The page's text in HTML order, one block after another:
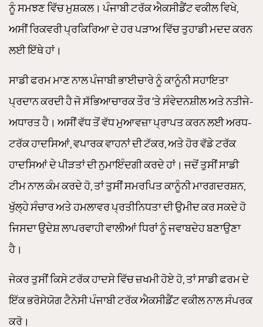
ਨੂੰ ਸਮਝਣ ਵਿੱਚ ਮੁਸ਼ਕਲ। ਪੰਜਾਬੀ ਟਰੱਕ ਐਕਸੀਡੈਂਟ ਵਕੀਲ ਵਿਖੇ,
ਅਸੀਂ ਰਿਕਵਰੀ ਪ੍ਰਕਿਰਿਆ ਦੇ ਹਰ ਪੜਾਅ ਵਿੱਚ ਤੁਹਾਡੀ ਮਦਦ ਕਰਨ
ਲਈ ਇੱਥੇ ਹਾਂ।
ਸਾਡੀ ਫਰਮ ਮਾਣ ਨਾਲ ਪੰਜਾਬੀ ਭਾਈਚਾਰੇ ਨੂੰ ਕਾਨੂੰਨੀ ਸਹਾਇਤਾ
ਪ੍ਰਦਾਨ ਕਰਦੀ ਹੈ ਜੋ ਸੱਭਿਆਚਾਰਕ ਤੌਰ ‘ਤੇ ਸੰਵੇਦਨਸ਼ੀਲ ਅਤੇ ਨਤੀਜੇ-
ਅਧਾਰਤ ਹੈ। ਅਸੀਂ ਵੱਧ ਤੋਂ ਵੱਧ ਮੁਆਵਜ਼ਾ ਪ੍ਰਾਪਤ ਕਰਨ ਲਈ ਅਰਧ-
ਟਰੱਕ ਹਾਦਸਿਆਂ, ਵਪਾਰਕ ਵਾਹਨਾਂ ਦੀ ਟੱਕਰ, ਅਤੇ ਹੋਰ ਵੱਡੇ ਟਰੱਕ
ਹਾਦਸਿਆਂ ਦੇ ਪੀੜਤਾਂ ਦੀ ਨੁਮਾਇੰਦਗੀ ਕਰਦੇ ਹਾਂ। ਜਦੋਂ ਤੁਸੀਂ ਸਾਡੀ
ਟੀਮ ਨਾਲ ਕੰਮ ਕਰਦੇ ਹੋ, ਤਾਂ ਤੁਸੀਂ ਸਮਰਪਿਤ ਕਾਨੂੰਨੀ ਮਾਰਗਦਰਸ਼ਨ,
ਖੁੱਲ੍ਹੇ ਸੰਚਾਰ ਅਤੇ ਹਮਲਾਵਰ ਪ੍ਰਤੀਨਿਧਤਾ ਦੀ ਉਮੀਦ ਕਰ ਸਕਦੇ ਹੋ
ਜਿਸਦਾ ਉਦੇਸ਼ ਲਾਪਰਵਾਹੀ ਵਾਲੀਆਂ ਧਿਰਾਂ ਨੂੰ ਜਵਾਬਦੇਹ ਬਣਾਉਣਾ
ਹੈ।
ਜੇਕਰ ਤੁਸੀਂ ਕਿਸੇ ਟਰੱਕ ਹਾਦਸੇ ਵਿੱਚ ਜ਼ਖਮੀ ਹੋਏ ਹੋ, ਤਾਂ ਸਾਡੀ ਫਰਮ ਦੇ
ਇੱਕ ਭਰੋਸੇਯੋਗ ਟੈਨੇਸੀ ਪੰਜਾਬੀ ਟਰੱਕ ਐਕਸੀਡੈਂਟ ਵਕੀਲ ਨਾਲ ਸੰਪਰਕ
ਕਰੋ।